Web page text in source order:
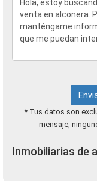
* Tus datos son
mensaje,
Inmobiliarias de